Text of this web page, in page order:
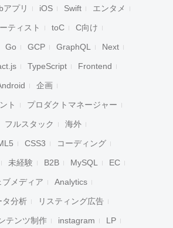
アプリ iOS Swift エンタメ
ティスト toC C向け
Go GCP GraphQL Next
TypeScript Frontend
企画
ト プロダクトマネージャー
フルスタック 海外
CSS3 コーディング
未経験 B2B MySQL EC
ブメディア Analytics
タ分析 リスティング広告
テンツ制作 instagram LP